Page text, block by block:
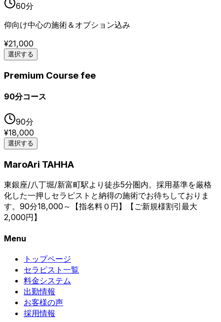
60分
仰向け中心の施術＆オプション込み
¥21,000
選択する
Premium Course fee
90分コース
90分
¥18,000
選択する
MaroAri TAHHA
東銀座/八丁堀/新富町駅より徒歩5分圏内。採用基準を厳格
化した一押しセラピストと納得の施術でお待ちしておりま
す。90分18,000～【指名料０円】【ご新規様割引最大
2,000円】
Menu
トップページ
セラピスト一覧
料金システム
出勤情報
お客様の声
採用情報